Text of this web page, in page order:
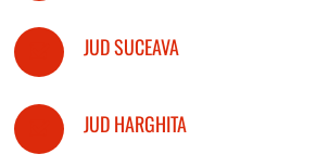
JUD SUCEAVA
JUD HARGHITA